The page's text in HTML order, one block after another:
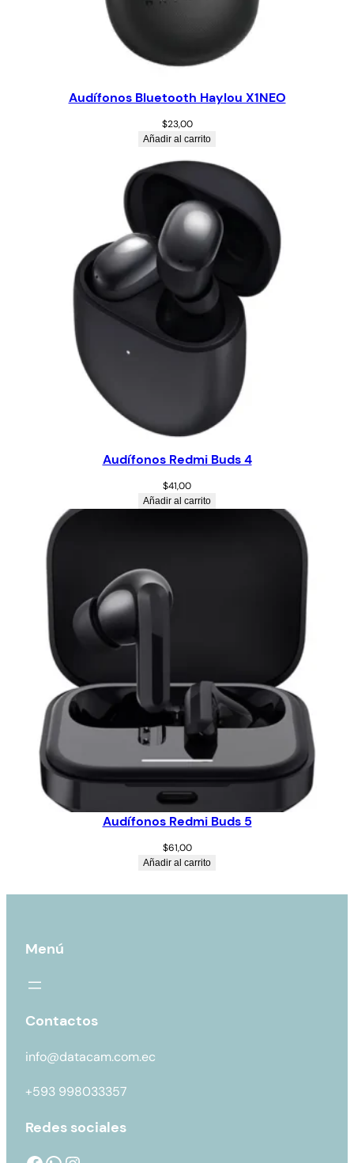
Audífonos Bluetooth Haylou X1NEO
$23,00
Añadir al carrito
Audífonos Redmi Buds 4
$41,00
Añadir al carrito
Audífonos Redmi Buds 5
$61,00
Añadir al carrito
Menú
Contactos
info@datacam.com.ec
+593 998033357
Redes sociales